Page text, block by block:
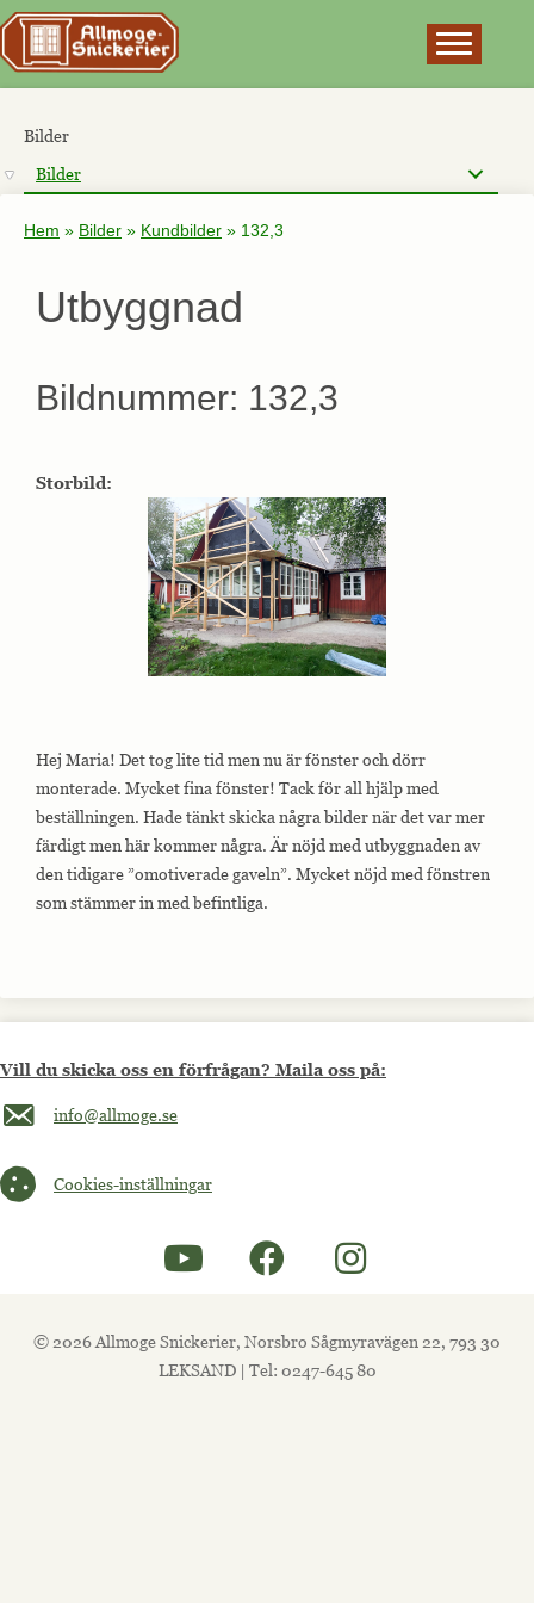
Bilder
Bilder
Hem » Bilder » Kundbilder » 132,3
Utbyggnad
Bildnummer: 132,3
Storbild:
Hej Maria! Det tog lite tid men nu är fönster och dörr
monterade. Mycket fina fönster! Tack för all hjälp med
beställningen. Hade tänkt skicka några bilder när det var mer
färdigt men här kommer några. Är nöjd med utbyggnaden av
den tidigare ”omotiverade gaveln”. Mycket nöjd med fönstren
som stämmer in med befintliga.
Vill du skicka oss en förfrågan? Maila oss på:
Maila oss på info@allmoge.se
info@allmoge.se
Cookies-inställningar
Cookies-inställningar
© 2026 Allmoge Snickerier, Norsbro Sågmyravägen 22, 793 30
LEKSAND | Tel: 0247-645 80